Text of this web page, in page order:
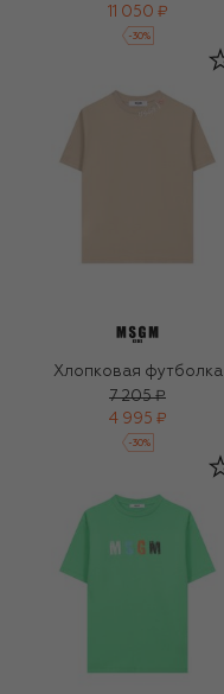
11 050 ₽
-30%
Хлопковая футболка
7 205 ₽
4 995 ₽
-30%